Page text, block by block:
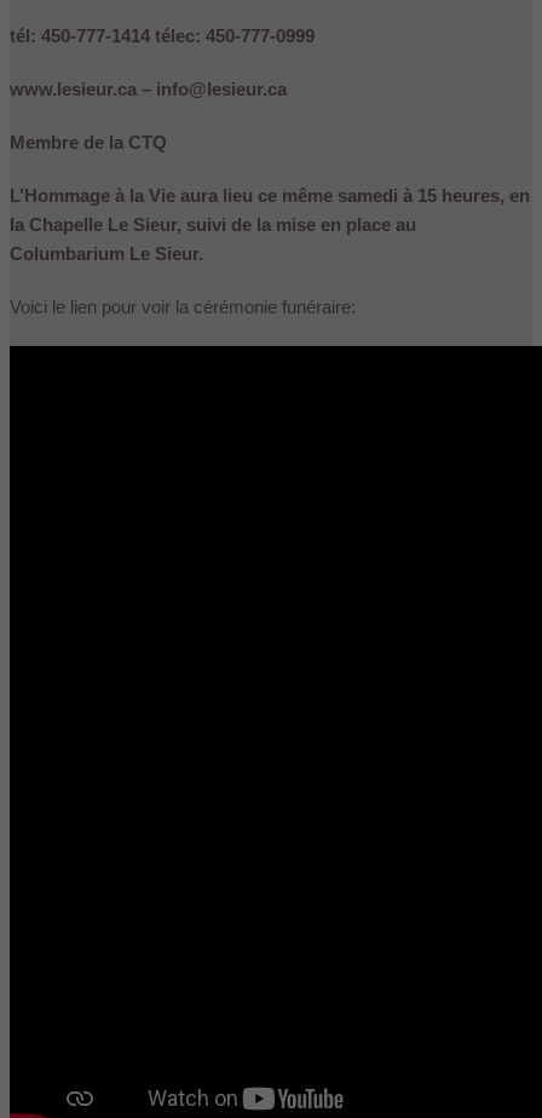
tél: 450-777-1414 télec: 450-777-0999
www.lesieur.ca – info@lesieur.ca
Membre de la CTQ
L’Hommage à la Vie aura lieu ce même samedi à 15 heures, en
la Chapelle Le Sieur, suivi de la mise en place au
Columbarium Le Sieur.
Voici le lien pour voir la cérémonie funéraire: